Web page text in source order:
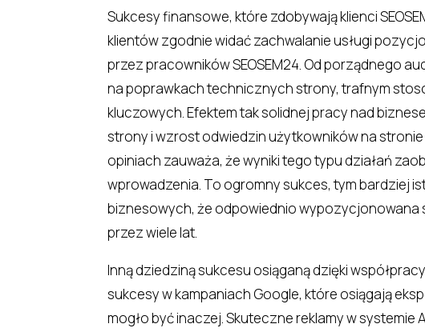
Sukcesy finansowe, które zdobywają klienci
klientów zgodnie widać zachwalanie usługi
przez pracowników SEOSEM24. Od porządnego
na poprawkach technicznych strony, trafnym
kluczowych. Efektem tak solidnej pracy nad
strony i wzrost odwiedzin użytkowników na
opiniach zauważa, że wyniki tego typu działań
wprowadzenia. To ogromny sukces, tym bardziej
biznesowych, że odpowiednio wypozycjonowana
przez wiele lat.
Inną dziedziną sukcesu osiąganą dzięki
sukcesy w kampaniach Google, które osiągają
mogło być inaczej. Skuteczne reklamy w